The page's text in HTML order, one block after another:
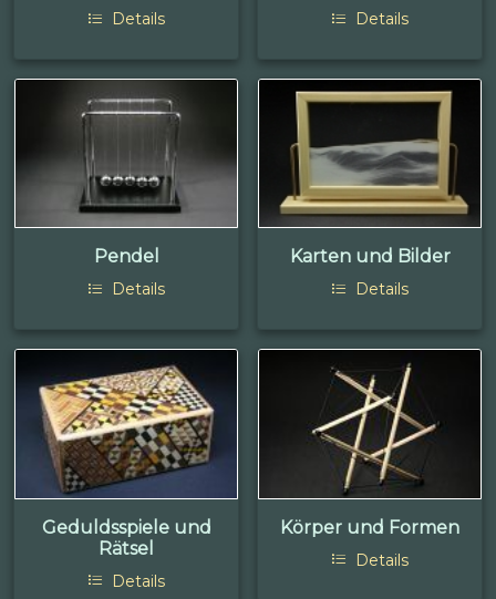
Details Details
Pendel
Details
Karten und Bilder
Details
Geduldsspiele und
Rätsel
Details
Körper und Formen
Details